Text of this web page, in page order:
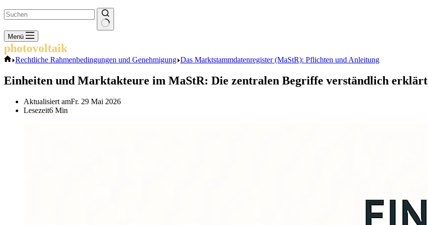
Keine
Ergebnisse
Menü
photovoltaik
Start
Rechtliche Rahmenbedingungen und Genehmigung Das Marktstammdatenregister (MaStR): Pflichten und Anleitung
Einheiten und Marktakteure im MaStR: Die zentralen Begriffe verständlich erklärt
Aktualisiert amFr. 29 Mai 2026
Lesezeit6 Min